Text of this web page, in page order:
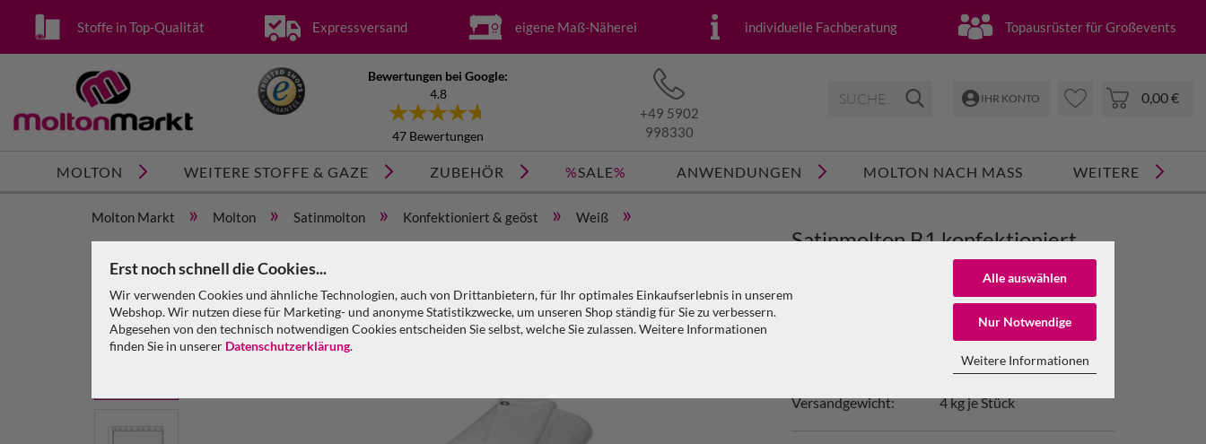
Erst noch schnell die Cookies...
Wir verwenden Cookies und ähnliche Technologien, auch von Drittanbietern, für Ihr optimales Einkaufserlebnis in unserem
Webshop. Wir nutzen diese für Marketing- und anonyme Statistikzwecke, um unseren Shop ständig für Sie zu verbessern.
Abgesehen von den technisch notwendigen Cookies entscheiden Sie selbst, welche Sie zulassen. Weitere Informationen
finden Sie in unserer Datenschutzerklärung.
Alle auswählen
Nur Notwendige
Weitere Informationen
Stoffe in Top-Qualität Expressversand eigene Maß-Näherei individuelle Fachberatung Topausrüster für Großevents
Bewertungen bei Google:
4.8
47 Bewertungen
+49 5902
998330
0,00 €
IHR KONTO
MOLTON WEITERE STOFFE & GAZE ZUBEHÖR %SALE% ANWENDUNGEN MOLTON NACH MASS WEITERE
Molton Markt » Molton » Satinmolton » Konfektioniert & geöst » Weiß »
Satinmolton B1 konfektioniert,
weiß, B=4m (geöst) x H=3m
SAM004003wei-
p1644_1156
Versandgewicht:
4kg je Stück